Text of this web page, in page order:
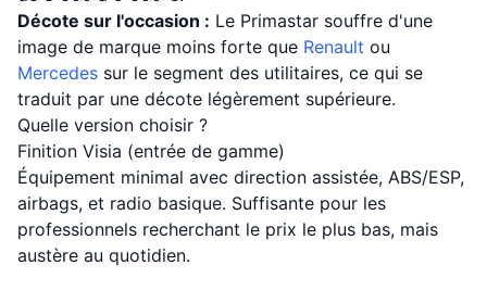
Décote sur l'occasion : Le Primastar souffre d'une
image de marque moins forte que Renault ou
Mercedes sur le segment des utilitaires, ce qui se
traduit par une décote légèrement supérieure.
Quelle version choisir ?
Finition Visia (entrée de gamme)
Équipement minimal avec direction assistée, ABS/ESP,
airbags, et radio basique. Suffisante pour les
professionnels recherchant le prix le plus bas, mais
austère au quotidien.